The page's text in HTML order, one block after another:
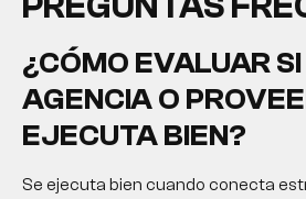
¿CÓMO EVALUAR
AGENCIA O
EJECUTA BIEN?
Se ejecuta bien cuando conecta